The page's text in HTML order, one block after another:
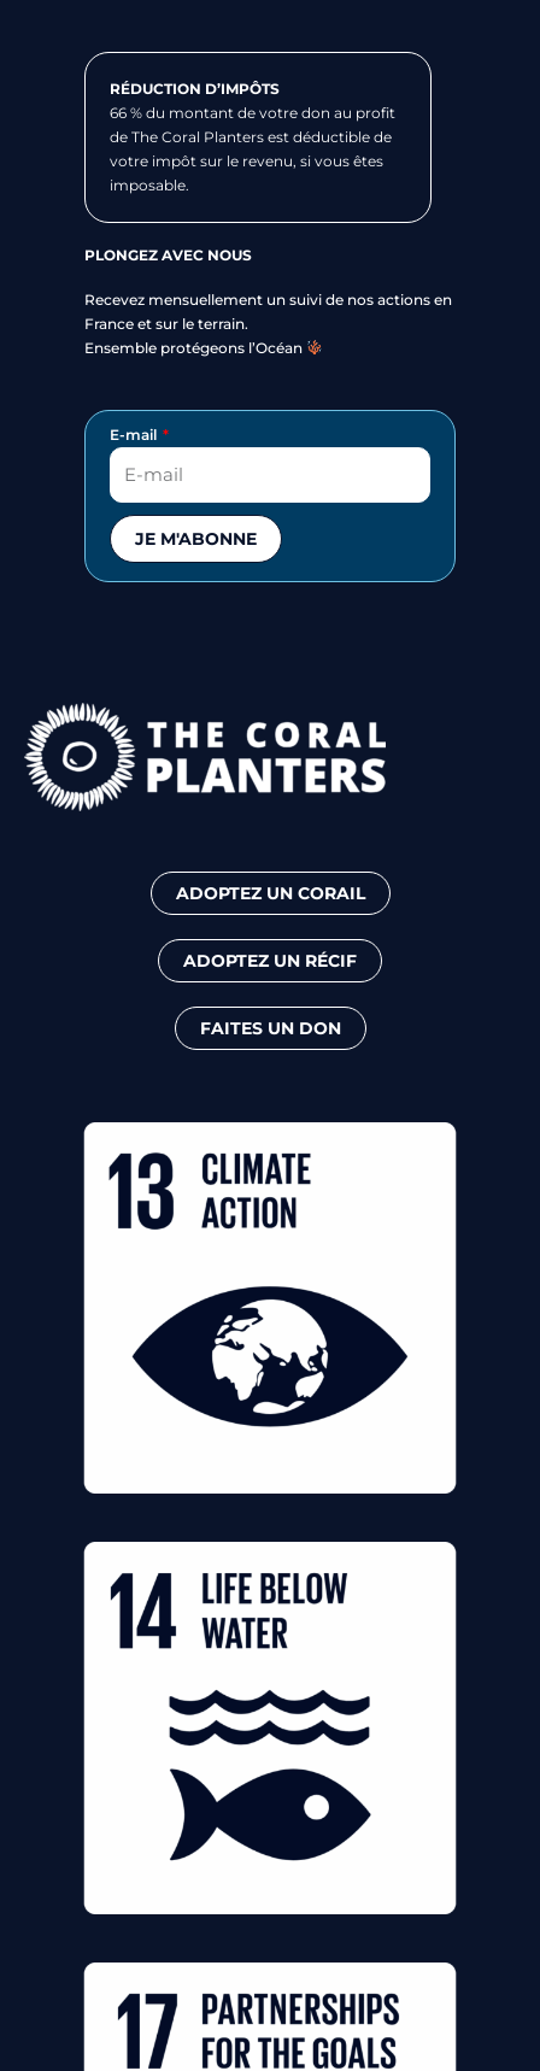
RÉDUCTION D’IMPÔTS
66 % du montant de votre don au profit
de The Coral Planters est déductible de
votre impôt sur le revenu, si vous êtes
imposable.
PLONGEZ AVEC NOUS
Recevez mensuellement un suivi de nos actions en
France et sur le terrain.
Ensemble protégeons l’Océan
E-mail
JE M'ABONNE
ADOPTEZ UN CORAIL
ADOPTEZ UN RÉCIF
FAITES UN DON